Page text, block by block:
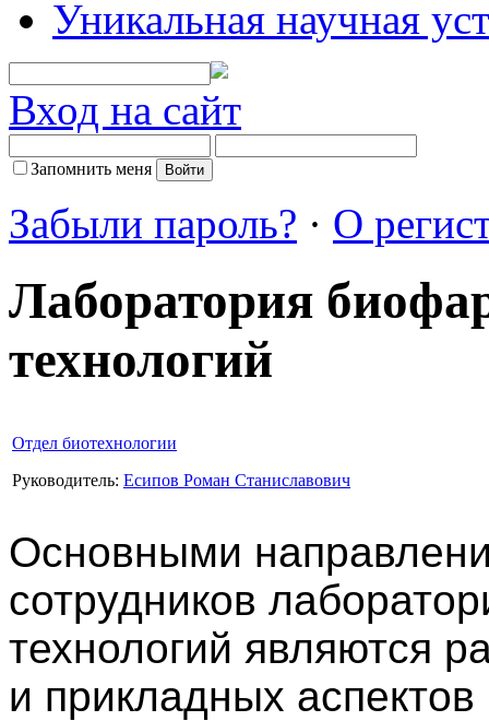
Уникальная научная
Вход на сайт
Запомнить меня
Забыли пароль? · О
Лаборатория
технологий
Отдел биотехнологии
Руководитель: Есипов Роман Станиславович
Основными
сотрудников
технологий являются
и прикладных